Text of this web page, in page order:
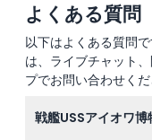
よくある質問
以下はよくある質問
は、ライブチャット
プでお問い合わせくだ
戦艦USSアイオワ博